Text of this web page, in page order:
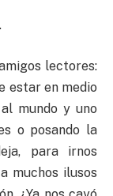
lectores:
estar en medio
mundo y uno
o posando la
para irnos
muchos ilusos